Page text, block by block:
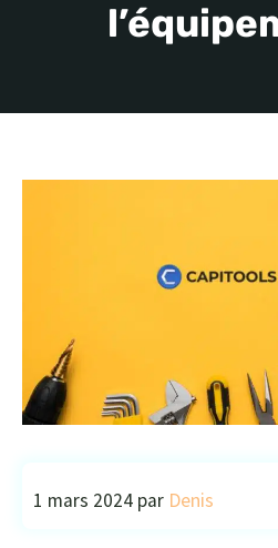
1 mars 2024 par Denis